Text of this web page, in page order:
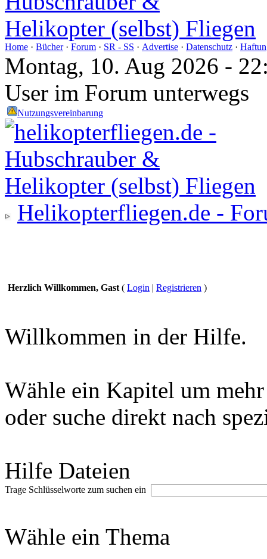
Home · Bücher· Forum · SR - SS · Advertise · Datenschutz ·
Montag, 10. Aug 2026 -
User im Forum unterwegs
Nutzungsvereinbarung
Helikopterfliegen.de -
Herzlich Willkommen, Gast ( Login | Registrieren )
Willkommen in der Hilfe.
Wähle ein Kapitel um
oder suche direkt nach
Hilfe Dateien
Trage Schlüsselworte zum suchen ein
Wähle ein Thema